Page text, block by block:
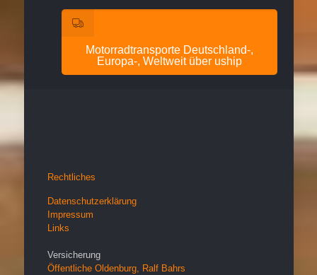
Motorradtransporte Deutschland-,
Europa-, Weltweit über uship
Rechtliches
Datenschutzerklärung
Impressum
Links
Versicherung
Öffentliche Oldenburg, Ralf Bahrs